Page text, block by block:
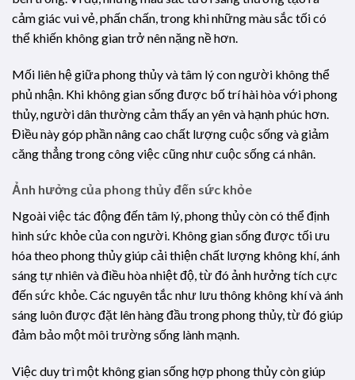
cảm giác vui vẻ, phấn chấn, trong khi những màu sắc tối có
thể khiến không gian trở nên nặng nề hơn.
Mối liên hệ giữa phong thủy và tâm lý con người không thể
phủ nhận. Khi không gian sống được bố trí hài hòa với phong
thủy, người dân thường cảm thấy an yên và hạnh phúc hơn.
Điều này góp phần nâng cao chất lượng cuộc sống và giảm
căng thẳng trong công việc cũng như cuộc sống cá nhân.
Ảnh hưởng của phong thủy đến sức khỏe
Ngoài việc tác động đến tâm lý, phong thủy còn có thể định
hình sức khỏe của con người. Không gian sống được tối ưu
hóa theo phong thủy giúp cải thiện chất lượng không khí, ánh
sáng tự nhiên và điều hòa nhiệt độ, từ đó ảnh hưởng tích cực
đến sức khỏe. Các nguyên tắc như lưu thông không khí và ánh
sáng luôn được đặt lên hàng đầu trong phong thủy, từ đó giúp
đảm bảo một môi trường sống lành mạnh.
Việc duy trì một không gian sống hợp phong thủy còn giúp